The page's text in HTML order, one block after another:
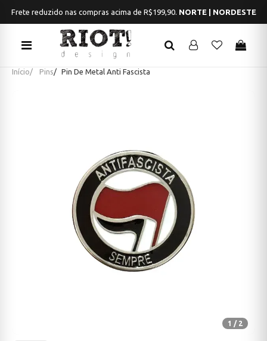
Frete reduzido nas compras acima de R$199,90. NORTE | NORDESTE
Início Pins Pin De Metal Anti Fascista
1 / 2